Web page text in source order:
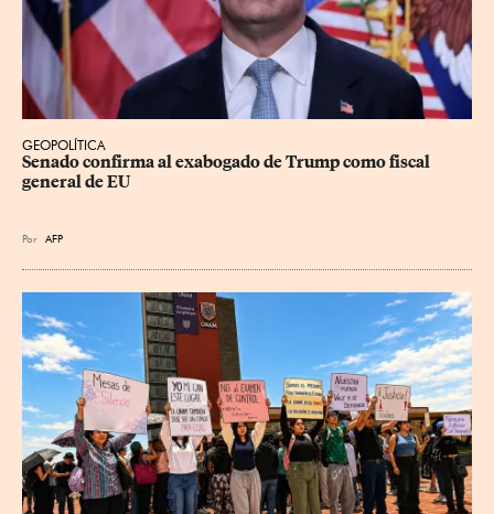
GEOPOLÍTICA
Senado confirma al exabogado de Trump como fiscal
general de EU
Por AFP